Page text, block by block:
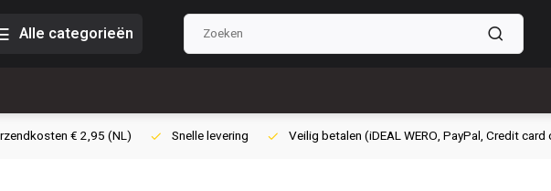
Alle categorieën
Snelle levering Veilig betalen (iDEAL WERO, PayPal, Credit card of Achteraf betalen)